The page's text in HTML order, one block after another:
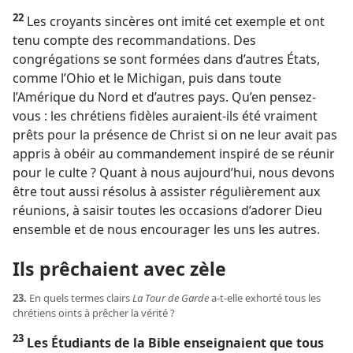
22 Les croyants sincères ont imité cet exemple et ont
tenu compte des recommandations. Des
congrégations se sont formées dans d’autres États,
comme l’Ohio et le Michigan, puis dans toute
l’Amérique du Nord et d’autres pays. Qu’en pensez-​
vous : les chrétiens fidèles auraient-​ils été vraiment
prêts pour la présence de Christ si on ne leur avait pas
appris à obéir au commandement inspiré de se réunir
pour le culte ? Quant à nous aujourd’hui, nous devons
être tout aussi résolus à assister régulièrement aux
réunions, à saisir toutes les occasions d’adorer Dieu
ensemble et de nous encourager les uns les autres.
Ils prêchaient avec zèle
23. En quels termes clairsLa Tour de Gardea-​t-​elle exhorté tous les
chrétiens oints à prêcher la vérité ?
23 Les Étudiants de la Bible enseignaient que tous